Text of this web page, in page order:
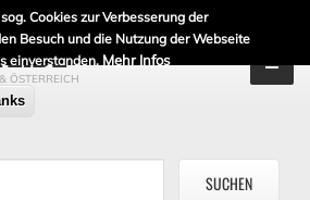
Cookies zur Verbesserung der
Besuch und die Nutzung der Webseite
einverstanden. Mehr Infos
ÖSTERREICH